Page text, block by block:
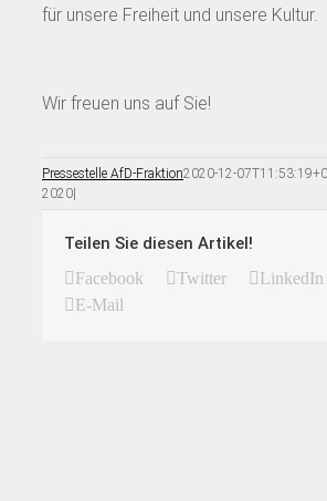
für unsere Freiheit und unsere Kultur.
Wir freuen uns auf Sie!
Pressestelle AfD-Fraktion2020-12-
2020|
Teilen Sie diesen Artikel!
Facebook Twitter LinkedIn
E-Mail